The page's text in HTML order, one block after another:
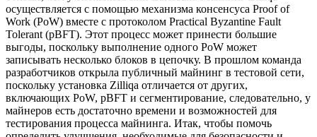
осуществляется с помощью механизма консенсуса Proof of
Work (PoW) вместе с протоколом Practical Byzantine Fault
Tolerant (pBFT). Этот процесс может принести большие
выгоды, поскольку выполнение одного PoW может
записывать несколько блоков в цепочку. В прошлом команда
разработчиков открыла публичный майнинг в тестовой сети,
поскольку установка Zilliqa отличается от других,
включающих PoW, pBFT и сегментирование, следовательно, у
майнеров есть достаточно времени и возможностей для
тестирования процесса майнинга. Итак, чтобы помочь